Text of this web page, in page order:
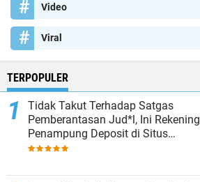
Video
Viral
TERPOPULER
Tidak Takut Terhadap Satgas
Pemberantasan Jud*l, Ini Rekening
Penampung Deposit di Situs
MENARA4D